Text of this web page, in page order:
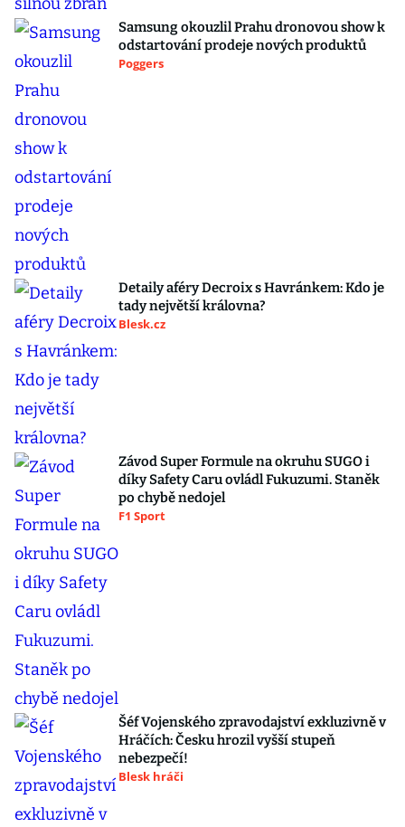
Samsung okouzlil Prahu dronovou show k
odstartování prodeje nových produktů
Poggers
Detaily aféry Decroix s Havránkem: Kdo je
tady největší královna?
Blesk.cz
Závod Super Formule na okruhu SUGO i
díky Safety Caru ovládl Fukuzumi. Staněk
po chybě nedojel
F1 Sport
Šéf Vojenského zpravodajství exkluzivně v
Hráčích: Česku hrozil vyšší stupeň
nebezpečí!
Blesk hráči